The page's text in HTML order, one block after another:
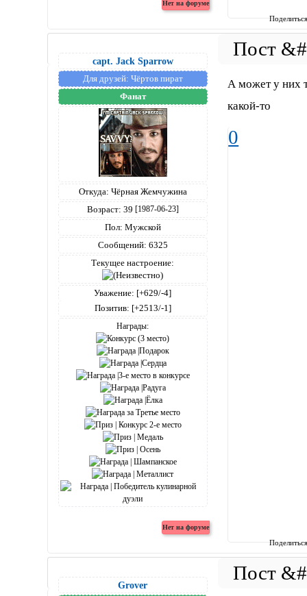
capt. Jack Sparrow
Для друзей: Чёртов пират
Фанат
Откуда: Чёрная Жемчужина
Возраст: 39 [1987-06-23]
Пол: Мужской
Сообщений: 6325
Текущее настроение:
Уважение: [+629/-4]
Позитив: [+2513/-1]
Награды:
А может у них
какой-то
0
Grover